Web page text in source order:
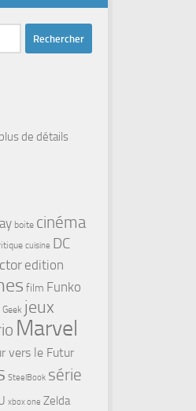
de détails
boite cinéma
cuisine DC
edition
film Funko
Geek jeux
Marvel
vers le Futur
SteelBook série
xbox one Zelda